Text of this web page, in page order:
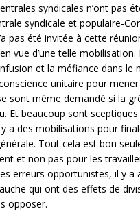
syndicales n’ont pas
syndicale et populaire-
pas été invitée à cette
vue d’une telle
et la méfiance dans le
unitaire pour
sont même demandé si la
Et beaucoup sont
a des mobilisations pour
Tout cela est bon
et non pas pour les
erreurs opportunistes, il y a
qui ont des effets de
opposer.